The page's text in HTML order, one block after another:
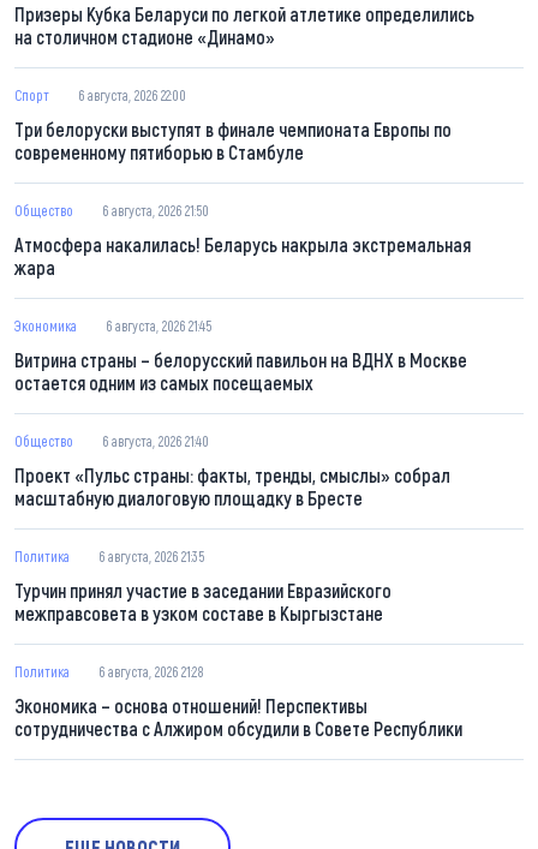
Призеры Кубка Беларуси по легкой атлетике определились
на столичном стадионе «Динамо»
Спорт 6 августа, 2026 22:00
Три белоруски выступят в финале чемпионата Европы по
современному пятиборью в Стамбуле
Общество 6 августа, 2026 21:50
Атмосфера накалилась! Беларусь накрыла экстремальная
жара
Экономика 6 августа, 2026 21:45
Витрина страны – белорусский павильон на ВДНХ в Москве
остается одним из самых посещаемых
Общество 6 августа, 2026 21:40
Проект «Пульс страны: факты, тренды, смыслы» собрал
масштабную диалоговую площадку в Бресте
Политика 6 августа, 2026 21:35
Турчин принял участие в заседании Евразийского
межправсовета в узком составе в Кыргызстане
Политика 6 августа, 2026 21:28
Экономика – основа отношений! Перспективы
сотрудничества с Алжиром обсудили в Совете Республики